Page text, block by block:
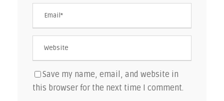
Save my name, email, and website in
this browser for the next time I comment.